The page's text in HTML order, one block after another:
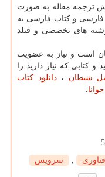
ترجمه مقاله به صورت
فارسی و کتاب فارسی به
های تخصصی و فیلد
است و نیاز به عضویت
کتابی که نیاز دارید را
شیطان ،دانلود کتاب
فناوری , سرویس